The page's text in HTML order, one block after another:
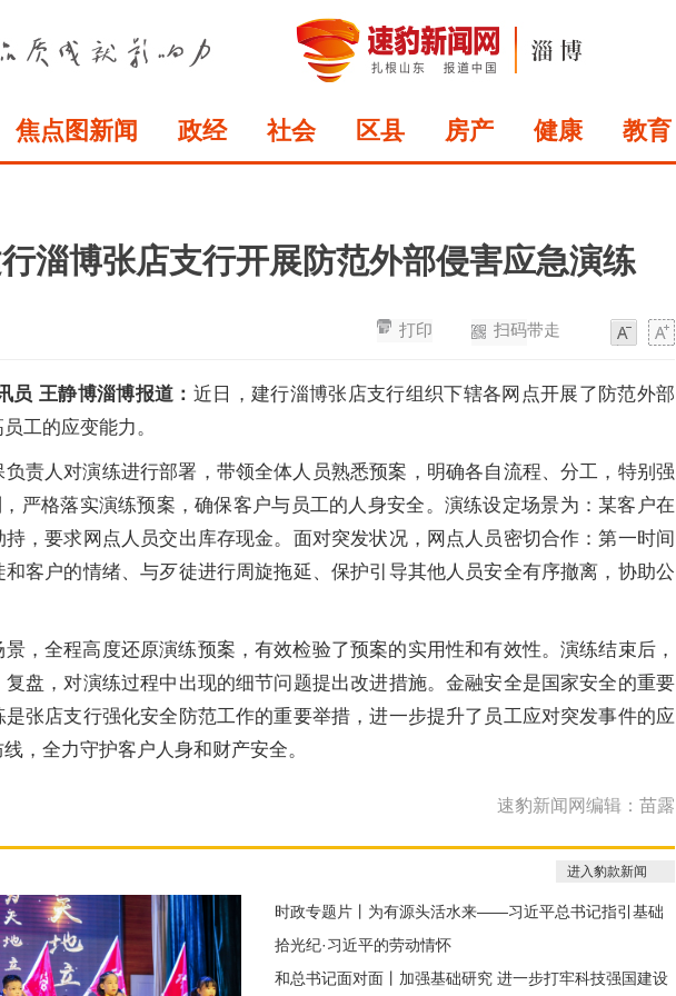
焦点图新闻 政经 社会 区县 房产 健康 教育
行淄博张店支行开展防范外部侵害应急演练
扫码带走
打印
员 王静博淄博报道： 近日，建行淄博张店支行组织下辖各网点开展了防范外部
工的应变能力。
责人对演练进行部署，带领全体人员熟悉预案，明确各自流程、分工，特别强
严格落实演练预案，确保客户与员工的人身安全。演练设定场景为：某客户在
，要求网点人员交出库存现金。面对突发状况，网点人员密切合作：第一时间
客户的情绪、与歹徒进行周旋拖延、保护引导其他人员安全有序撤离，协助公
，全程高度还原演练预案，有效检验了预案的实用性和有效性。演练结束后，
盘，对演练过程中出现的细节问题提出改进措施。金融安全是国家安全的重要
张店支行强化安全防范工作的重要举措，进一步提升了员工应对突发事件的应
，全力守护客户人身和财产安全。
速豹新闻网编辑：苗露
进入豹款新闻
时政专题片丨为有源头活水来——习近平总书记指引基础
研究高质量发展
拾光纪·习近平的劳动情怀
和总书记面对面丨加强基础研究 进一步打牢科技强国建设